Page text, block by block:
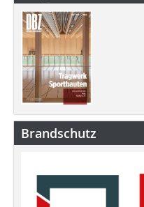
Brandschutz